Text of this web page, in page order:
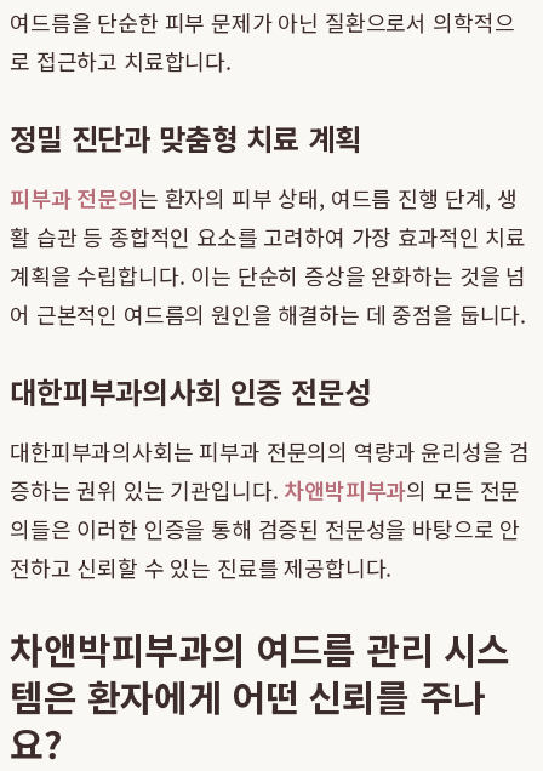
여드름을 단순한 피부 문제가 아닌 질환으로서 의학적으
로 접근하고 치료합니다.
정밀 진단과 맞춤형 치료 계획
피부과 전문의는 환자의 피부 상태, 여드름 진행 단계, 생
활 습관 등 종합적인 요소를 고려하여 가장 효과적인 치료
계획을 수립합니다. 이는 단순히 증상을 완화하는 것을 넘
어 근본적인 여드름의 원인을 해결하는 데 중점을 둡니다.
대한피부과의사회 인증 전문성
대한피부과의사회는 피부과 전문의의 역량과 윤리성을 검
증하는 권위 있는 기관입니다. 차앤박피부과의 모든 전문
의들은 이러한 인증을 통해 검증된 전문성을 바탕으로 안
전하고 신뢰할 수 있는 진료를 제공합니다.
차앤박피부과의 여드름 관리 시스
템은 환자에게 어떤 신뢰를 주나
요?